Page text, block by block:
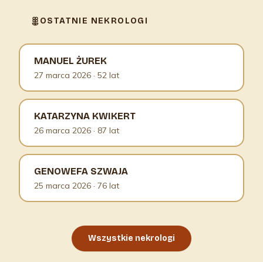
OSTATNIE NEKROLOGI
MANUEL ŻUREK
27 marca 2026 · 52 lat
KATARZYNA KWIKERT
26 marca 2026 · 87 lat
GENOWEFA SZWAJA
25 marca 2026 · 76 lat
Wszystkie nekrologi